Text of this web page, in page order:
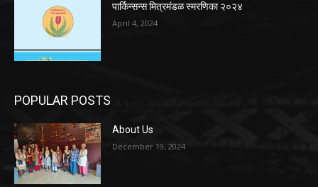
पार्किन्सन्स मित्रमंडळ स्मरणिका २०२४
April 4, 2024
POPULAR POSTS
About Us
December 19, 2024